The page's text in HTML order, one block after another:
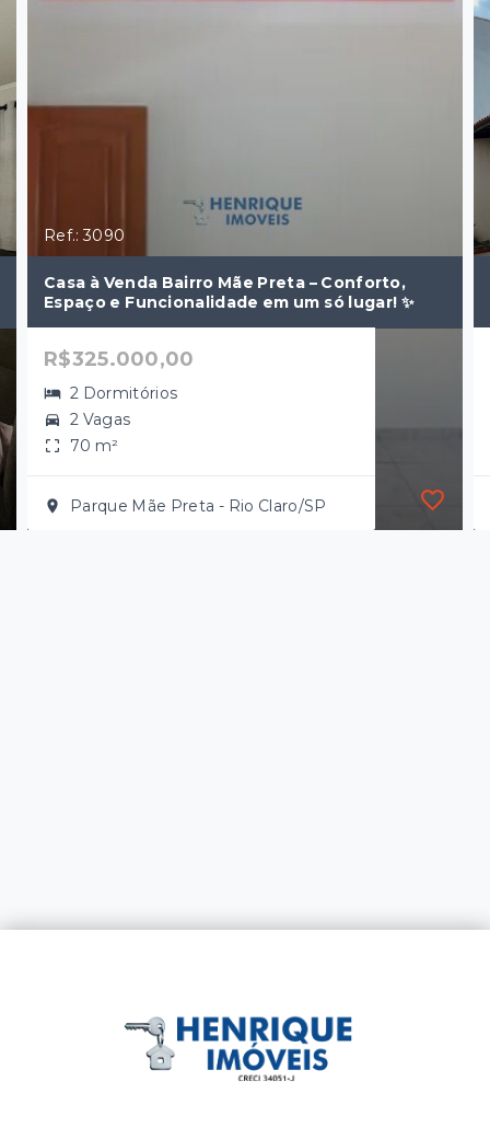
Ref.: 3090
Casa à Venda Bairro Mãe Preta – Conforto,
Espaço e Funcionalidade em um só lugar! ✨
R$325.000,00
2 Dormitórios
2 Vagas
70 m²
Parque Mãe Preta - Rio Claro/SP